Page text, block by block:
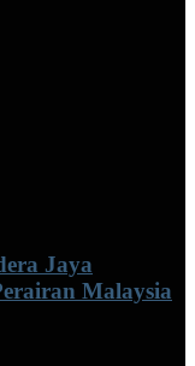
Jaya
Malaysia